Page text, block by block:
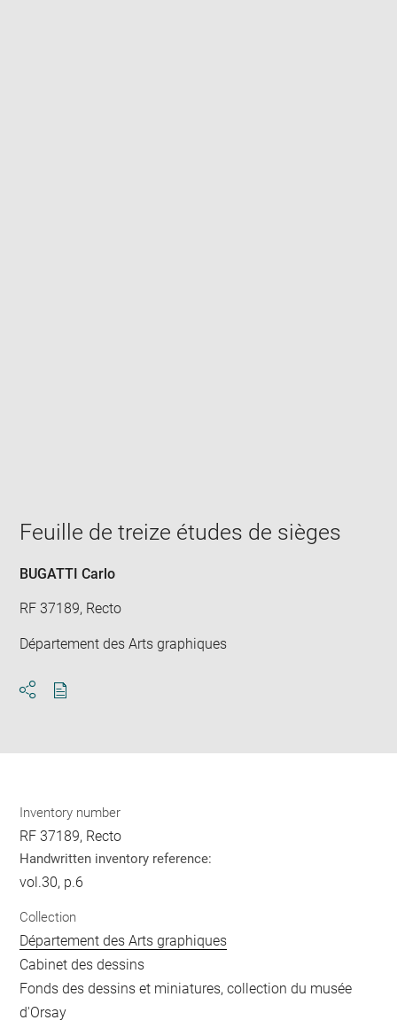
window
Feuille de treize études de sièges
BUGATTI Carlo
RF 37189, Recto
Département des Arts graphiques
Inventory number
RF 37189, Recto
Handwritten inventory reference:
vol.30, p.6
Collection
Département des Arts graphiques
Cabinet des dessins
Fonds des dessins et miniatures, collection du musée
d'Orsay